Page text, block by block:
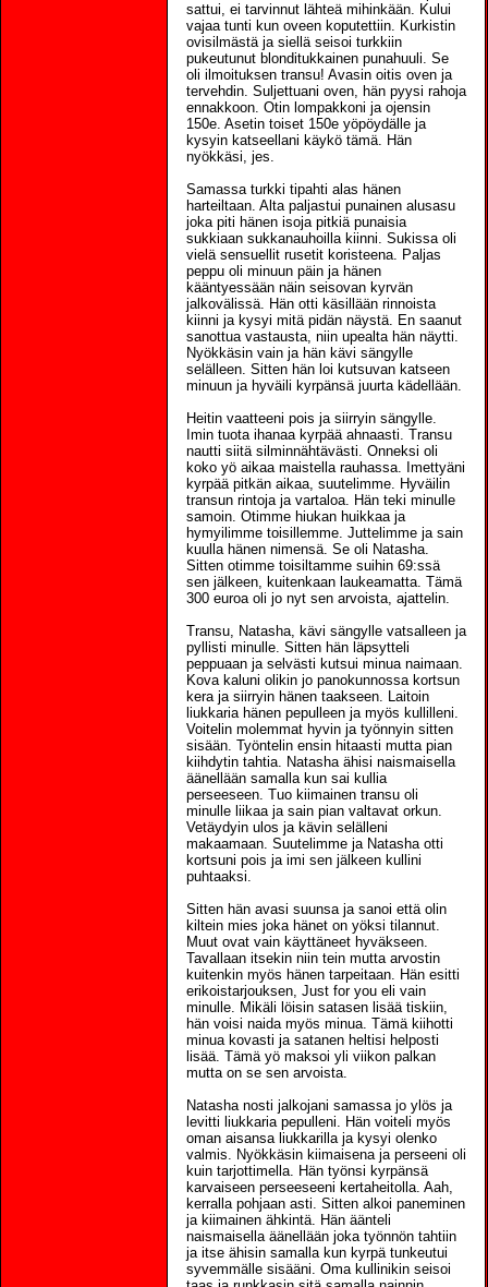
sattui, ei tarvinnut lähteä mihinkään. Kului
vajaa tunti kun oveen koputettiin. Kurkistin
ovisilmästä ja siellä seisoi turkkiin
pukeutunut blonditukkainen punahuuli. Se
oli ilmoituksen transu! Avasin oitis oven ja
tervehdin. Suljettuani oven, hän pyysi rahoja
ennakkoon. Otin lompakkoni ja ojensin
150e. Asetin toiset 150e yöpöydälle ja
kysyin katseellani käykö tämä. Hän
nyökkäsi, jes.
Samassa turkki tipahti alas hänen
harteiltaan. Alta paljastui punainen alusasu
joka piti hänen isoja pitkiä punaisia
sukkiaan sukkanauhoilla kiinni. Sukissa oli
vielä sensuellit rusetit koristeena. Paljas
peppu oli minuun päin ja hänen
kääntyessään näin seisovan kyrvän
jalkovälissä. Hän otti käsillään rinnoista
kiinni ja kysyi mitä pidän näystä. En saanut
sanottua vastausta, niin upealta hän näytti.
Nyökkäsin vain ja hän kävi sängylle
selälleen. Sitten hän loi kutsuvan katseen
minuun ja hyväili kyrpänsä juurta kädellään.
Heitin vaatteeni pois ja siirryin sängylle.
Imin tuota ihanaa kyrpää ahnaasti. Transu
nautti siitä silminnähtävästi. Onneksi oli
koko yö aikaa maistella rauhassa. Imettyäni
kyrpää pitkän aikaa, suutelimme. Hyväilin
transun rintoja ja vartaloa. Hän teki minulle
samoin. Otimme hiukan huikkaa ja
hymyilimme toisillemme. Juttelimme ja sain
kuulla hänen nimensä. Se oli Natasha.
Sitten otimme toisiltamme suihin 69:ssä
sen jälkeen, kuitenkaan laukeamatta. Tämä
300 euroa oli jo nyt sen arvoista, ajattelin.
Transu, Natasha, kävi sängylle vatsalleen ja
pyllisti minulle. Sitten hän läpsytteli
peppuaan ja selvästi kutsui minua naimaan.
Kova kaluni olikin jo panokunnossa kortsun
kera ja siirryin hänen taakseen. Laitoin
liukkaria hänen pepulleen ja myös kullilleni.
Voitelin molemmat hyvin ja työnnyin sitten
sisään. Työntelin ensin hitaasti mutta pian
kiihdytin tahtia. Natasha ähisi naismaisella
äänellään samalla kun sai kullia
perseeseen. Tuo kiimainen transu oli
minulle liikaa ja sain pian valtavat orkun.
Vetäydyin ulos ja kävin selälleni
makaamaan. Suutelimme ja Natasha otti
kortsuni pois ja imi sen jälkeen kullini
puhtaaksi.
Sitten hän avasi suunsa ja sanoi että olin
kiltein mies joka hänet on yöksi tilannut.
Muut ovat vain käyttäneet hyväkseen.
Tavallaan itsekin niin tein mutta arvostin
kuitenkin myös hänen tarpeitaan. Hän esitti
erikoistarjouksen, Just for you eli vain
minulle. Mikäli löisin satasen lisää tiskiin,
hän voisi naida myös minua. Tämä kiihotti
minua kovasti ja satanen heltisi helposti
lisää. Tämä yö maksoi yli viikon palkan
mutta on se sen arvoista.
Natasha nosti jalkojani samassa jo ylös ja
levitti liukkaria pepulleni. Hän voiteli myös
oman aisansa liukkarilla ja kysyi olenko
valmis. Nyökkäsin kiimaisena ja perseeni oli
kuin tarjottimella. Hän työnsi kyrpänsä
karvaiseen perseeseeni kertaheitolla. Aah,
kerralla pohjaan asti. Sitten alkoi paneminen
ja kiimainen ähkintä. Hän äänteli
naismaisella äänellään joka työnnön tahtiin
ja itse ähisin samalla kun kyrpä tunkeutui
syvemmälle sisääni. Oma kullinikin seisoi